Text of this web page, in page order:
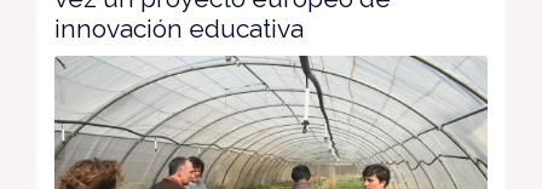
innovación educativa